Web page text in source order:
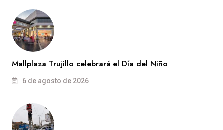
Mallplaza Trujillo celebrará el Día del Niño
6 de agosto de 2026